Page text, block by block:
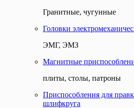
Гранитные, чугунные
Головки
ЭМГ, ЭМЗ
Магнитные
плиты, столы, патроны
Приспособления для
шлифкруга